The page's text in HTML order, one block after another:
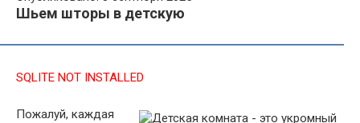
Шьем шторы в детскую
SQLITE NOT INSTALLED
Пожалуй, каждая